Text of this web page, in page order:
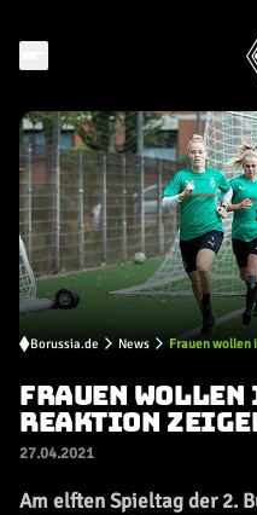
Borussia.de News Frauen wollen
FRAUEN
REAKTION
27.04.2021
Am elften Spieltag der 2.